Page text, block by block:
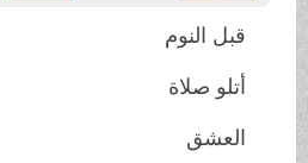
قبل النوم
أتلو صلاة
العشق